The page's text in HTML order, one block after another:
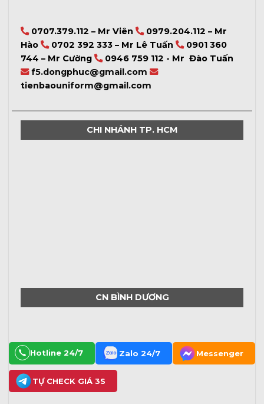
0707.379.112 – Mr Viên
0979.204.112 – Mr
Hào
0702 392 333 – Mr Lê Tuấn
0901 360
744 – Mr Cường
0946 759 112 - Mr Đào Tuấn
f5.dongphuc@gmail.com
tienbaouniform@gmail.com
CHI NHÁNH TP. HCM
CN BÌNH DƯƠNG
Hotline 24/7 Zalo 24/7 Messenger
TỰ CHECK GIÁ 3S